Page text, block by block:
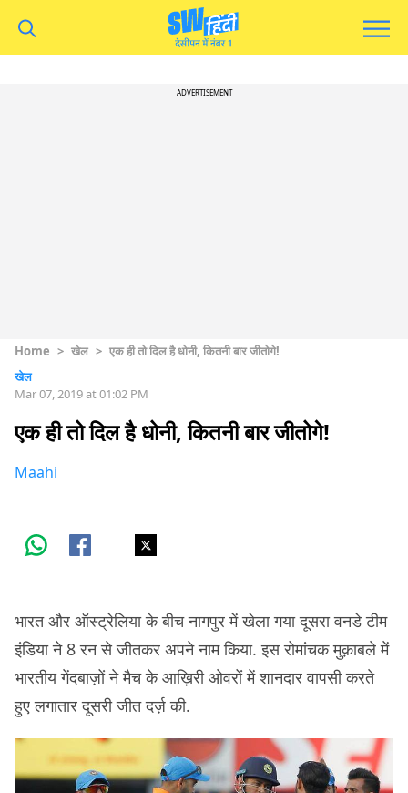
ADVERTISEMENT
Home > खेल > एक ही तो दिल है धोनी, कितनी बार जीतोगे!
खेल
Mar 07, 2019 at 01:02 PM
एक ही तो दिल है धोनी, कितनी बार जीतोगे!
Maahi
भारत और ऑस्ट्रेलिया के बीच नागपुर में खेला गया दूसरा वनडे टीम
इंडिया ने 8 रन से जीतकर अपने नाम किया. इस रोमांचक मुक़ाबले में
भारतीय गेंदबाज़ों ने मैच के आख़िरी ओवरों में शानदार वापसी करते
हुए लगातार दूसरी जीत दर्ज़ की.